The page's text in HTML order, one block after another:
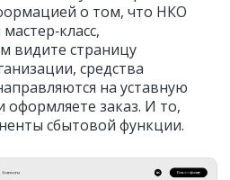
о том, что НКО
видите страницу
средства
на уставную
оформляете заказ. И то,
сбытовой функции.